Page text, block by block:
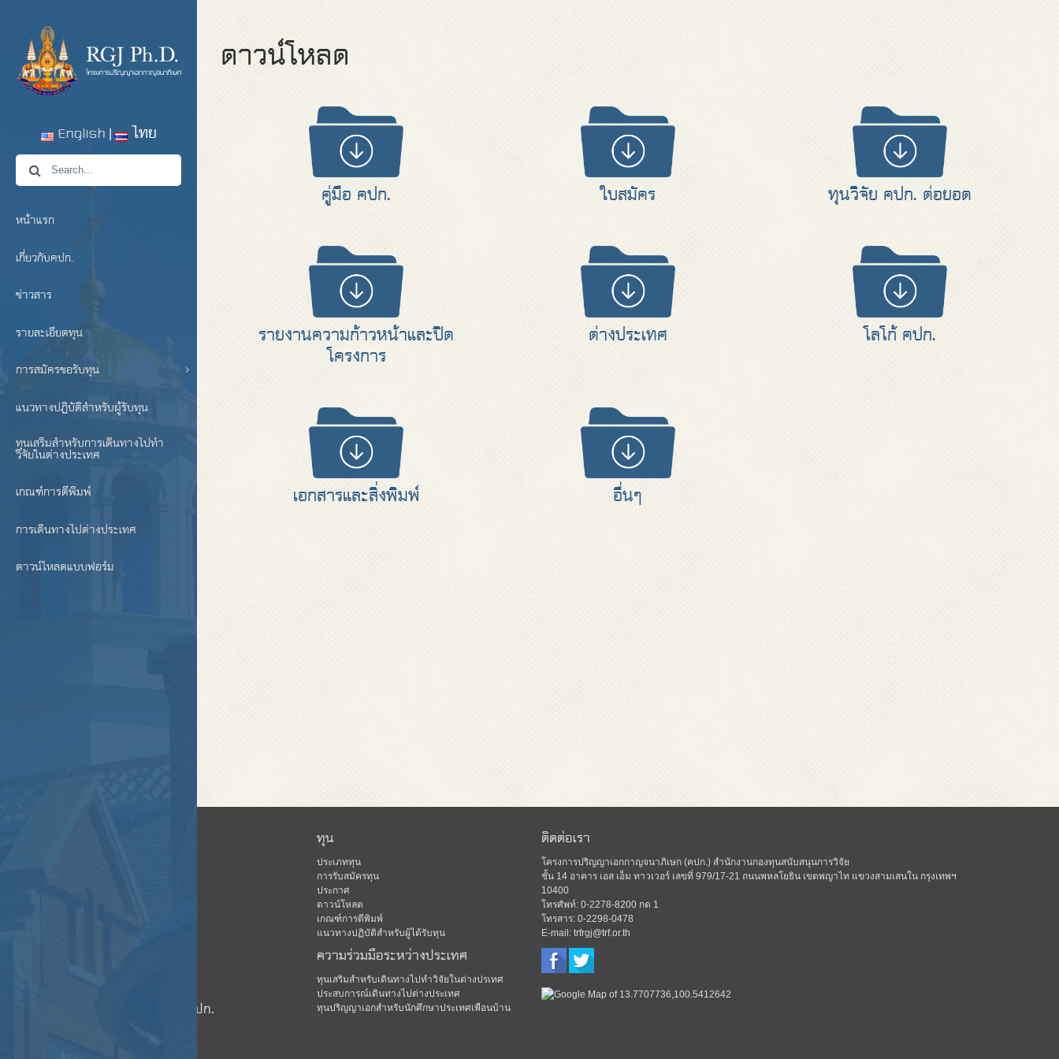
English ไทย
หน้าแรก
เกี่ยวกับคปก.
ข่าวสาร
รายละเอียดทุน
การสมัครขอรับทุน
แนวทางปฏิบัติสำหรับผู้รับทุน
ทุนเสริมสำหรับการเดินทางไปทำ
วิจัยในต่างประเทศ
เกณฑ์การตีพิมพ์
การเดินทางไปต่างประเทศ
ดาวน์โหลดแบบฟอร์ม
ดาวน์โหลด
คู่มือ คปก. ใบสมัคร ทุนวิจัย คปก. ต่อยอด
รายงานความก้าวหน้าและปิด
โครงการ
ต่างประเทศ โลโก้ คปก.
เอกสารและสิ่งพิมพ์ อื่นๆ
ชมรมนักเรียนทุน คปก.
ทุน
ประเภททุน
การรับสมัครทุน
ประกาศ
ดาวน์โหลด
เกณฑ์การตีพิมพ์
แนวทางปฏิบัติสำหรับผู้ได้รับทุน
ความร่วมมือระหว่างประเทศ
ทุนเสริมสำหรับเดินทางไปทำวิจัยในต่างปรเทศ
ประสบการณ์เดินทางไปต่างประเทศ
ทุนปริญญาเอกสำหรับนักศึกษาประเทศเพือนบ้าน
ติดต่อเรา
โครงการปริญญาเอกกาญจนาภิเษก (คปก.) สำนักงานกองทุนสนับสนุนการวิจัย
ชั้น 14 อาคาร เอส เอ็ม ทาวเวอร์ เลขที่ 979/17-21 ถนนพหลโยธิน เขตพญาไท แขวงสามเสนใน กรุงเทพฯ
10400
โทรศัพท์: 0-2278-8200 กด 1
โทรสาร: 0-2298-0478
E-mail: trfrgj@trf.or.th